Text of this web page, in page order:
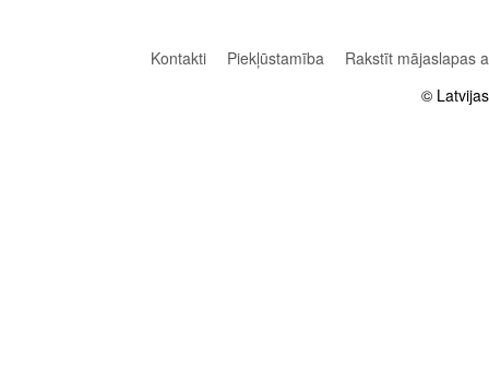
Kontakti Piekļūstamība
Rakstīt mājaslapas
©